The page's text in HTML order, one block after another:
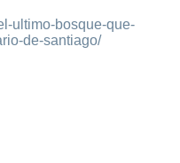
ultimo-bosque-que-
de-santiago/